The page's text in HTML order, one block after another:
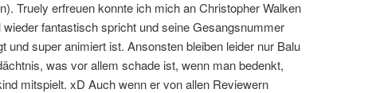
Truely erfreuen konnte ich mich an Christopher Walken
fantastisch spricht und seine Gesangsnummer
und super animiert ist. Ansonsten bleiben leider nur Balu
was vor allem schade ist, wenn man bedenkt,
mitspielt. xD Auch wenn er von allen Reviewern